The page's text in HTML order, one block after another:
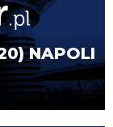
NAPOLI